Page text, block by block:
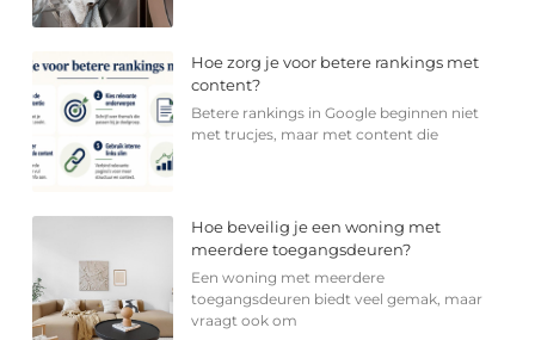
Hoe zorg je voor betere rankings met
content?
Betere rankings in Google beginnen niet
met trucjes, maar met content die
Hoe beveilig je een woning met
meerdere toegangsdeuren?
Een woning met meerdere
toegangsdeuren biedt veel gemak, maar
vraagt ook om